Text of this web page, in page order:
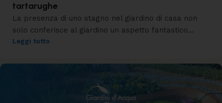
tartarughe
La presenza di uno stagno nel giardino di casa non
solo conferisce al giardino un aspetto fantastico...
Leggi tutto